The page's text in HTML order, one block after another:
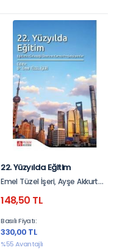
22. Yüzyılda Eğitim
Emel Tüzel İşeri, Ayşe Akkurt
148,50 TL
Basılı Fiyatı:
330,00 TL
%55 Avantajlı